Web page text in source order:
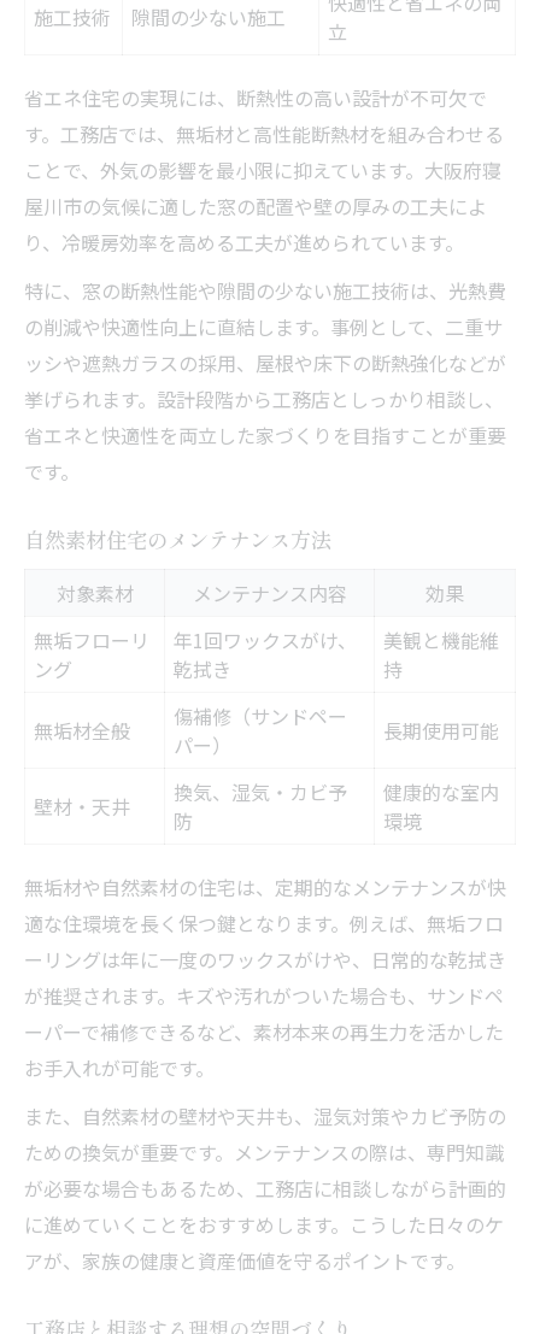
施工技術 隙間の少ない施工
立
省エネ住宅の実現には、断熱性の高い設計が不可欠で
す。工務店では、無垢材と高性能断熱材を組み合わせる
ことで、外気の影響を最小限に抑えています。大阪府寝
屋川市の気候に適した窓の配置や壁の厚みの工夫によ
り、冷暖房効率を高める工夫が進められています。
特に、窓の断熱性能や隙間の少ない施工技術は、光熱費
の削減や快適性向上に直結します。事例として、二重サ
ッシや遮熱ガラスの採用、屋根や床下の断熱強化などが
挙げられます。設計段階から工務店としっかり相談し、
省エネと快適性を両立した家づくりを目指すことが重要
です。
自然素材住宅のメンテナンス方法
対象素材 メンテナンス内容
効果
無垢フローリ
ング
年1回ワックスがけ、
乾拭き
美観と機能維
持
無垢材全般
傷補修（サンドペー
パー）
長期使用可能
壁材・天井
換気、湿気・カビ予
防
健康的な室内
環境
無垢材や自然素材の住宅は、定期的なメンテナンスが快
適な住環境を長く保つ鍵となります。例えば、無垢フロ
ーリングは年に一度のワックスがけや、日常的な乾拭き
が推奨されます。キズや汚れがついた場合も、サンドペ
ーパーで補修できるなど、素材本来の再生力を活かした
お手入れが可能です。
また、自然素材の壁材や天井も、湿気対策やカビ予防の
ための換気が重要です。メンテナンスの際は、専門知識
が必要な場合もあるため、工務店に相談しながら計画的
に進めていくことをおすすめします。こうした日々のケ
アが、家族の健康と資産価値を守るポイントです。